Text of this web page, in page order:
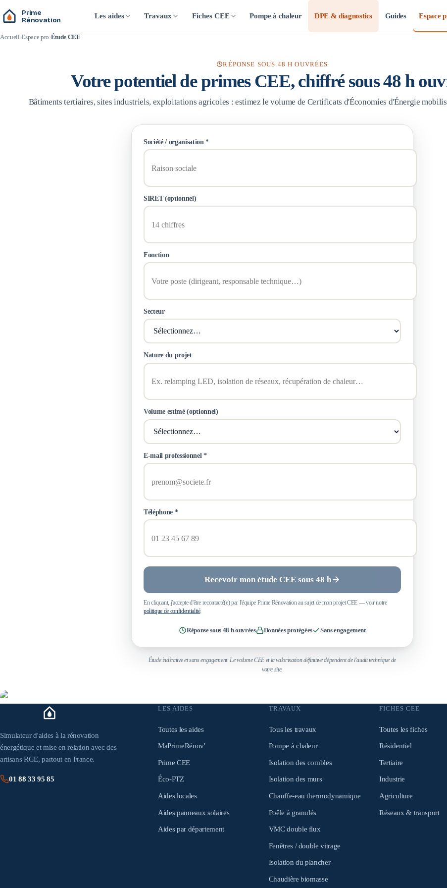
Prime
Rénovation
Les aides Travaux Fiches CEE Pompe à chaleur DPE & diagnostics Guides Espace
Accueil Espace pro Étude CEE
RÉPONSE SOUS 48 H OUVRÉES
Votre potentiel de primes CEE, chiffré sous 48 h
Bâtiments tertiaires, sites industriels, exploitations agricoles : estimez le volume de Certificats d'Économies d'Énergie
Société / organisation *
SIRET (optionnel)
Fonction
Secteur
Nature du projet
Volume estimé (optionnel)
E-mail professionnel *
Téléphone *
Recevoir mon étude CEE sous 48 h
En cliquant, j'accepte d'être recontacté(e) par l'équipe Prime Rénovation au sujet de mon projet CEE — voir notre
politique de confidentialité.
Réponse sous 48 h ouvrées Données protégées Sans engagement
Étude indicative et sans engagement. Le volume CEE et la valorisation définitive dépendent de l'audit technique de
votre site.
Simulateur d'aides à la rénovation
énergétique et mise en relation avec des
artisans RGE, partout en France.
01 88 33 95 85
LES AIDES
Toutes les aides
MaPrimeRénov'
Prime CEE
Éco-PTZ
Aides locales
Aides panneaux solaires
Aides par département
TRAVAUX
Tous les travaux
Pompe à chaleur
Isolation des combles
Isolation des murs
Chauffe-eau thermodynamique
Poêle à granulés
VMC double flux
Fenêtres / double vitrage
Isolation du plancher
Chaudière biomasse
FICHES CEE
Toutes les fiches
Résidentiel
Tertiaire
Industrie
Agriculture
Réseaux & transport